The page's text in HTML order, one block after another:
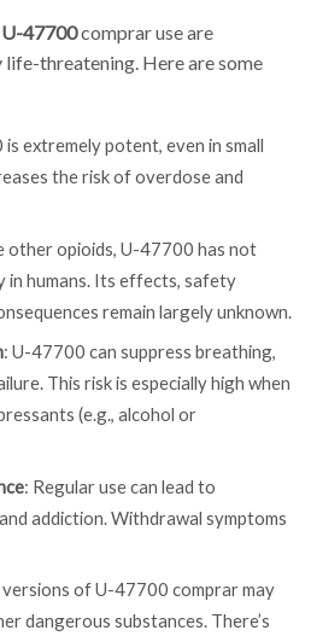
U-47700comprar use are
threatening. Here are some
extremely potent, even in small
the risk of overdose and
other opioids, U-47700 has not
in humans. Its effects, safety
remain largely unknown.
: U-47700 can suppress breathing,
This risk is especially high when
(e.g., alcohol or
: Regular use can lead to
addiction. Withdrawal symptoms
of U-47700 comprar may
dangerous substances. There’s